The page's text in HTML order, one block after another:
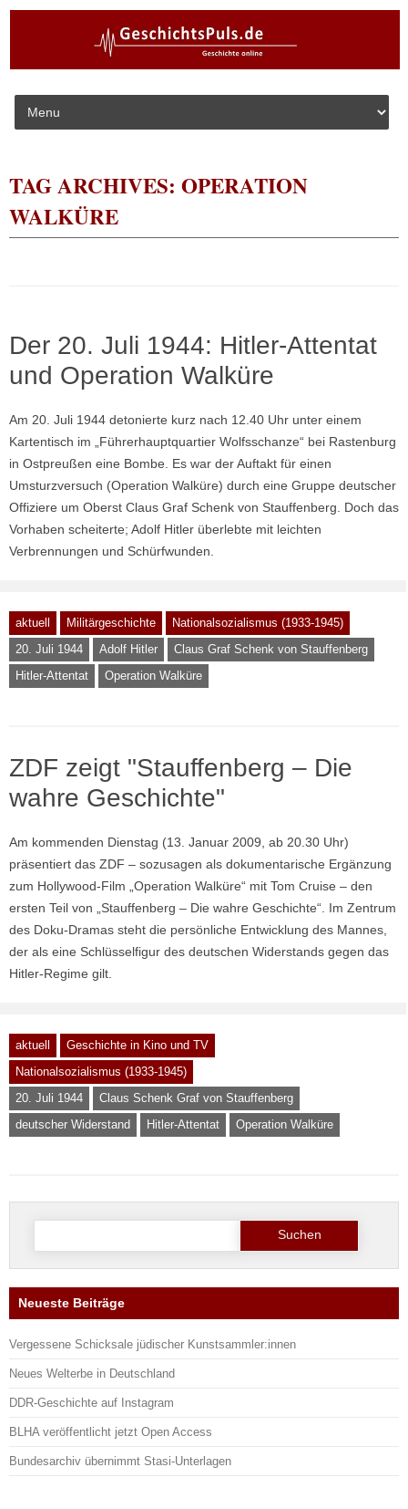
Skip to content
TAG ARCHIVES: OPERATION
WALKÜRE
Der 20. Juli 1944: Hitler-Attentat
und Operation Walküre
Am 20. Juli 1944 detonierte kurz nach 12.40 Uhr unter einem
Kartentisch im „Führerhauptquartier Wolfsschanze“ bei Rastenburg
in Ostpreußen eine Bombe. Es war der Auftakt für einen
Umsturzversuch (Operation Walküre) durch eine Gruppe deutscher
Offiziere um Oberst Claus Graf Schenk von Stauffenberg. Doch das
Vorhaben scheiterte; Adolf Hitler überlebte mit leichten
Verbrennungen und Schürfwunden.
aktuell Militärgeschichte
Nationalsozialismus (1933-1945)
20. Juli 1944
Adolf Hitler
Claus Graf Schenk von Stauffenberg
Hitler-Attentat
Operation Walküre
ZDF zeigt "Stauffenberg – Die
wahre Geschichte"
Am kommenden Dienstag (13. Januar 2009, ab 20.30 Uhr)
präsentiert das ZDF – sozusagen als dokumentarische Ergänzung
zum Hollywood-Film „Operation Walküre“ mit Tom Cruise – den
ersten Teil von „Stauffenberg – Die wahre Geschichte“. Im Zentrum
des Doku-Dramas steht die persönliche Entwicklung des Mannes,
der als eine Schlüsselfigur des deutschen Widerstands gegen das
Hitler-Regime gilt.
aktuell
Geschichte in Kino und TV
Nationalsozialismus (1933-1945)
20. Juli 1944
Claus Schenk Graf von Stauffenberg
deutscher Widerstand
Hitler-Attentat Operation Walküre
Suche
Neueste Beiträge
Vergessene Schicksale jüdischer Kunstsammler:innen
Neues Welterbe in Deutschland
DDR-Geschichte auf Instagram
BLHA veröffentlicht jetzt Open Access
Bundesarchiv übernimmt Stasi-Unterlagen